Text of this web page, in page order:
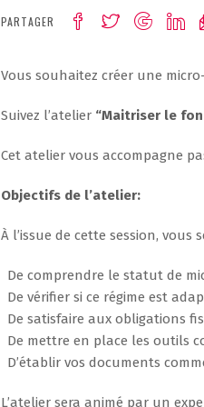
PARTAGER
Vous souhaitez créer une
Suivez l’atelier “Maitriser le
Cet atelier vous accompagne
Objectifs de l’atelier:
À l’issue de cette session, vous
De comprendre le statut de
De vérifier si ce régime est
De satisfaire aux obligations
De mettre en place les outils
D’établir vos documents
L’atelier sera animé par un